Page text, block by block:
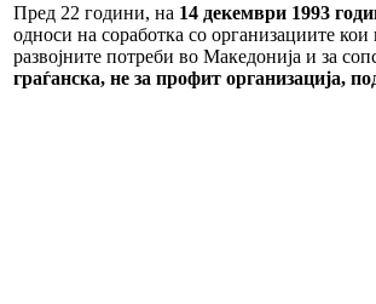
Пред 22 години, на 14 декември 1993
односи на соработка со организациите кои
развојните потреби во Македонија и за
граѓанска, не за профит организација,